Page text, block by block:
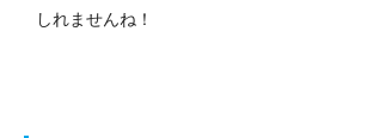
しれませんね！